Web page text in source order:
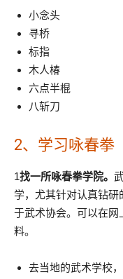
小念头
寻桥
标指
木人椿
六点半棍
八斩刀
2、学习咏春拳
1找一所咏春拳学院。
学，尤其针对认真钻研
于武术协会。可以在网
料。
去当地的武术学校